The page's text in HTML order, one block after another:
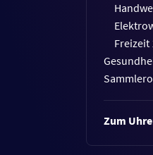
Freizeit
Zum